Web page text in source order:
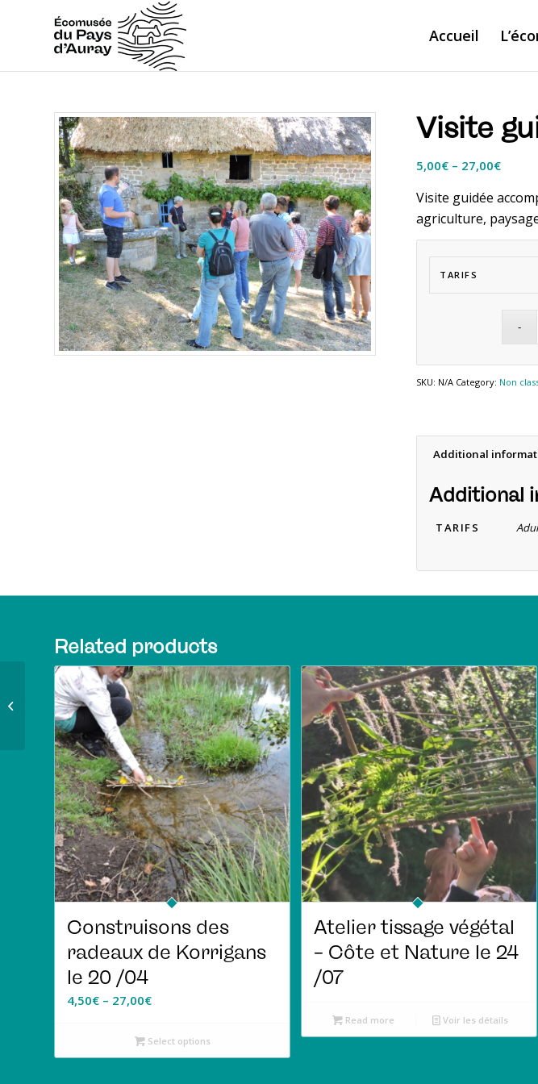
Accueil
Visite
5,00€ – 27,00€
Visite guidée
agriculture,
TARIFS
SKU: N/A Category: Non
Additional
Additional
TARIFS
Related products
Construisons des
radeaux de Korrigans
le 20 /04
4,50€ – 27,00€
Select options
Atelier tissage végétal
– Côte et Nature le 24
/07
Read more Voir les détails
Visite guidée des
chaumières du 22 /08